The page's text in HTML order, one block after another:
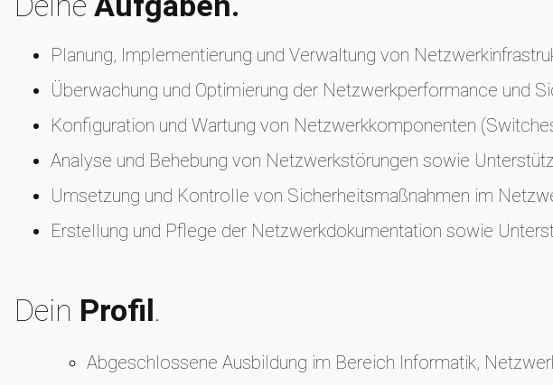
Planung, Implementierung und Verwaltung von
Überwachung und Optimierung der Netzwerkperformance und
Konfiguration und Wartung von Netzwerkkomponenten
Analyse und Behebung von Netzwerkstörungen sowie
Umsetzung und Kontrolle von Sicherheitsmaßnahmen im
Erstellung und Pflege der Netzwerkdokumentation sowie
Dein Profil.
Abgeschlossene Ausbildung im Bereich Informatik,